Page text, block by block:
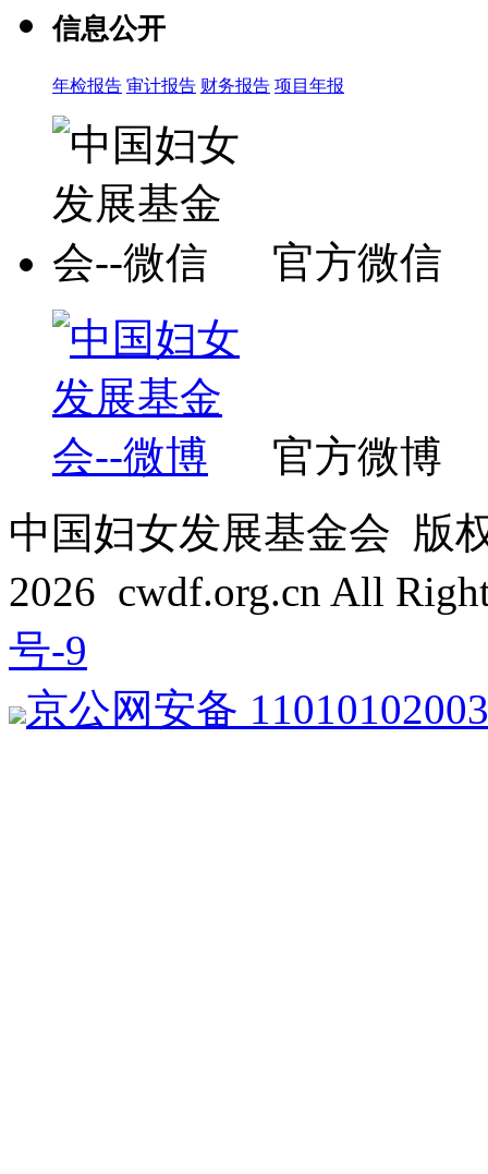
信息公开
年检报告 审计报告 财务报告 项目年报
官方微信
官方微博
中国妇女发展基金会 版
2026 cwdf.org.cn All
号-9
京公网安备